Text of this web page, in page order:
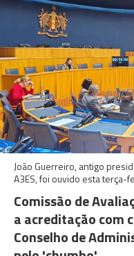
João Guerreiro, antigo
A3ES, foi ouvido esta terça-
Comissão de
a acreditação com
Conselho de